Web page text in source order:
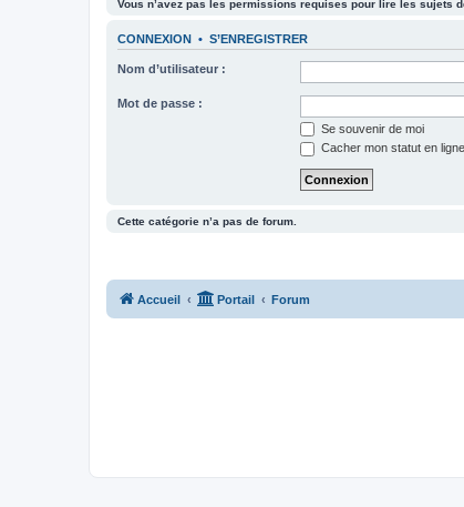
Vous n’avez pas les permissions requises pour lire les sujets
CONNEXION • S’ENREGISTRER
Nom d’utilisateur :
Mot de passe :
Se souvenir de moi
Cacher mon statut en
Cette catégorie n’a pas de forum.
Accueil Portail Forum